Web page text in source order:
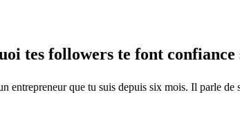
tes followers te font
entrepreneur que tu suis depuis six mois. Il parle